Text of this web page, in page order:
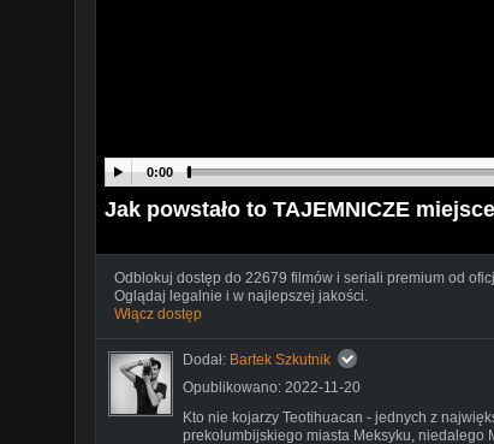
0:00
Jak powstało to TAJEMNICZE
Odblokuj dostęp do 22679 filmów i seriali premium od
Oglądaj legalnie i w najlepszej jakości.
Włącz dostęp
Dodał: Bartek Szkutnik
Opublikowano: 2022-11-20
Kto nie kojarzy Teotihuacan - jednych z
prekolumbijskiego miasta Meksyku, niedalego